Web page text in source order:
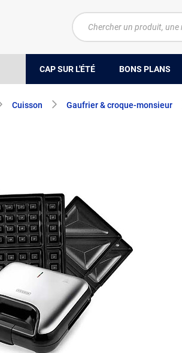
CAP SUR L'ÉTÉ BONS PLANS
Cuisson Gaufrier & croque-monsieur